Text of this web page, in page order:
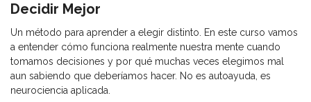
Decidir Mejor
Un método para aprender a elegir distinto. En este curso vamos
a entender cómo funciona realmente nuestra mente cuando
tomamos decisiones y por qué muchas veces elegimos mal
aun sabiendo que deberíamos hacer. No es autoayuda, es
neurociencia aplicada.